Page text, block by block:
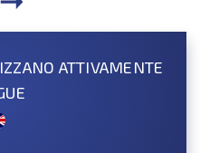
ATTIVAMENTE